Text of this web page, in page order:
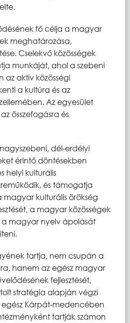
fő célja a magyar
meghatározása,
Cselekvő közösségek
munkáját, ahol a szebeni
az aktív közösségi
a kultúra és az
Az egyesület
összefogásra és
dél-erdélyi
érintő döntésekben
helyi kulturális
és támogatja
magyar kulturális örökség
a magyar közösségek
a magyar nyelv ápolását
tartja, nem csupán a
hanem az egész magyar
fejlesztését,
stratégia alapján végzi
egész Kárpát-medencében
tartják számon